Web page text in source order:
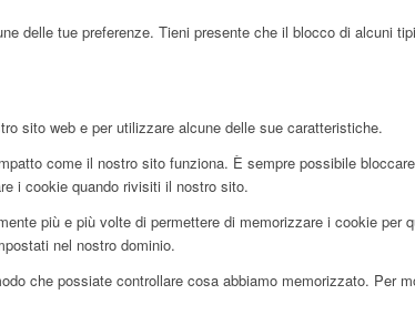
delle tue preferenze. Tieni presente che il blocco di alcuni
sito web e per utilizzare alcune delle sue caratteristiche.
come il nostro sito funziona. È sempre possibile
i cookie quando rivisiti il nostro sito.
più e più volte di permettere di memorizzare i cookie per
nel nostro dominio.
che possiate controllare cosa abbiamo memorizzato. Per